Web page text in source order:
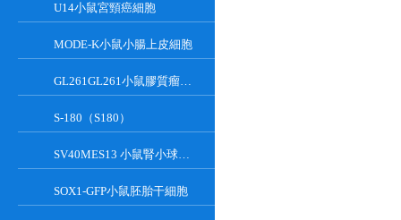
U14小鼠宮頸癌細胞
MODE-K小鼠小腸上皮細胞
GL261GL261小鼠膠質瘤細胞
S-180（S180）
SV40MES13 小鼠腎小球系膜細胞
SOX1-GFP小鼠胚胎干細胞